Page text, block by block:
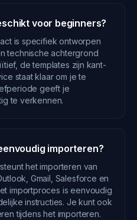
voor beginners?
is specifiek ontworpen
technische achtergrond
de templates zijn kant-
staat klaar om je te
geeft je
te verkennen.
importeren?
het importeren van
Gmail, Salesforce en
importproces is eenvoudig
instructies. Je kunt ook
tijdens het importeren.